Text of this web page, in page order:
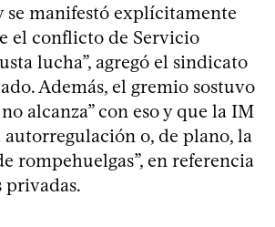
se manifestó explícitamente
el conflicto de Servicio
lucha”, agregó el sindicato
Además, el gremio sostuvo
alcanza” con eso y que la IM
autorregulación o, de plano, la
rompehuelgas”, en referencia
privadas.